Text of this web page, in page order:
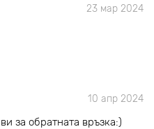
23 мар 2024
10 апр 2024
за обратната връзка:)